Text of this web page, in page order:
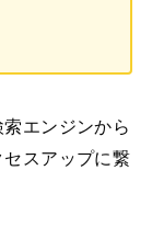
エンジンから
スアップに繋